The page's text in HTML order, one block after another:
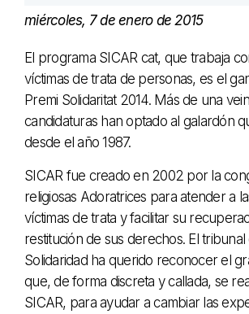
miércoles, 7 de enero de 2015
El programa SICAR cat, que trabaja
víctimas de trata de personas, es el
Premi Solidaritat 2014. Más de una
candidaturas han optado al galardón
desde el año 1987.
SICAR fue creado en 2002 por la
religiosas Adoratrices para atender a
víctimas de trata y facilitar su
restitución de sus derechos. El
Solidaridad ha querido reconocer el
que, de forma discreta y callada, se
SICAR, para ayudar a cambiar las